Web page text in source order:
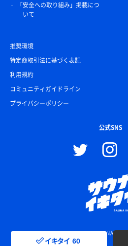
イキタイ 60
「安全への取り組み」掲載につ
いて
推奨環境
特定商取引法に基づく表記
利用規約
コミュニティガイドライン
プライバシーポリシー
公式SNS
© SAUNA IKITAI